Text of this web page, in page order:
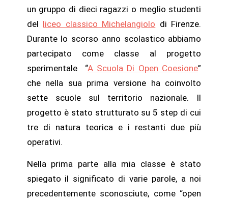
un gruppo di dieci ragazzi o meglio studenti
del liceo classico Michelangiolo di Firenze.
Durante lo scorso anno scolastico abbiamo
partecipato come classe al progetto
sperimentale “A Scuola Di Open Coesione”
che nella sua prima versione ha coinvolto
sette scuole sul territorio nazionale. Il
progetto è stato strutturato su 5 step di cui
tre di natura teorica e i restanti due più
operativi.
Nella prima parte alla mia classe è stato
spiegato il significato di varie parole, a noi
precedentemente sconosciute, come “open